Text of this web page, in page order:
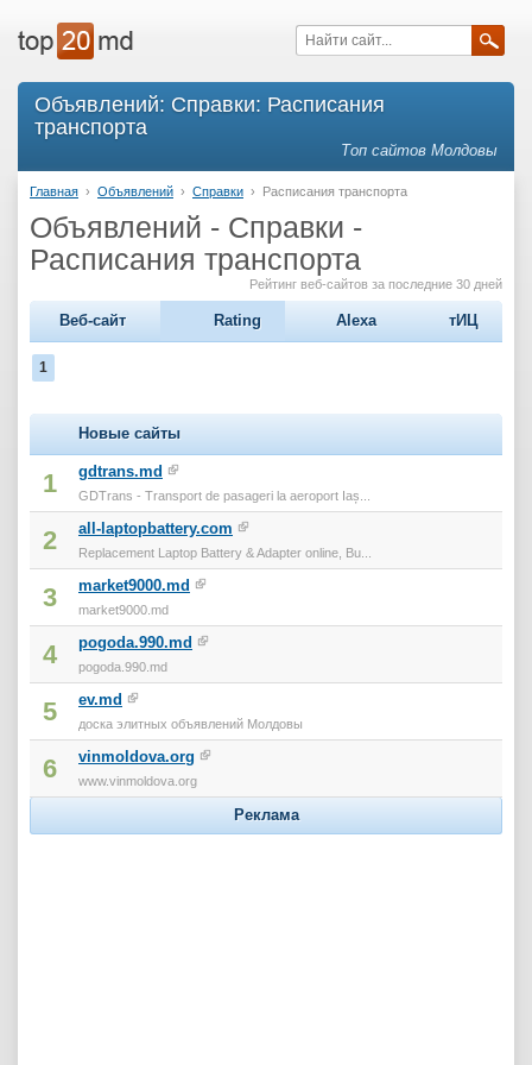
Объявлений: Справки: Расписания
транспорта
Топ сайтов Молдовы
Главная › Объявлений › Справки › Расписания транспорта
Объявлений - Справки -
Расписания транспорта
Рейтинг веб-сайтов за последние 30 дней
Веб-сайт Rating Alexa тИЦ
1
Новые сайты
1 gdtrans.md
GDTrans - Transport de pasageri la aeroport Iaș...
2 all-laptopbattery.com
Replacement Laptop Battery & Adapter online, Bu...
3 market9000.md
market9000.md
4 pogoda.990.md
pogoda.990.md
5 ev.md
доска элитных объявлений Молдовы
6 vinmoldova.org
www.vinmoldova.org
Реклама